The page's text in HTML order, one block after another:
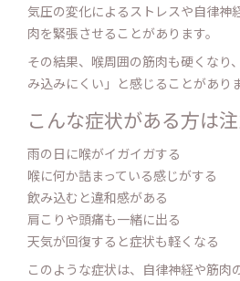
気圧の変化によるストレスや自律神
肉を緊張させることがあります。
その結果、喉周囲の筋肉も硬くなり
み込みにくい」と感じることがありま
こんな症状がある方は
雨の日に喉がイガイガする
喉に何か詰まっている感じがする
飲み込むと違和感がある
肩こりや頭痛も一緒に出る
天気が回復すると症状も軽くなる
このような症状は、自律神経や筋肉